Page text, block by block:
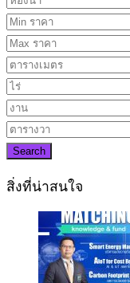
Search
สิ่งที่น่าสนใจ